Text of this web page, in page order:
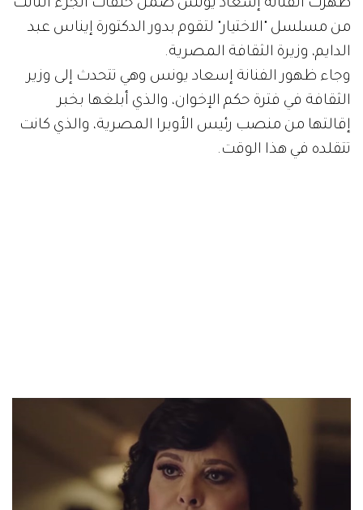
ظهرت الفنانة إسعاد يونس ضمن حلقات الجزء الثالث
من مسلسل "الاختيار" لتقوم بدور الدكتورة إيناس عبد
الدايم، وزيرة الثقافة المصرية.
وجاء ظهور الفنانة إسعاد يونس وهي تتحدث إلى وزير
الثقافة في فترة حكم الإخوان، والذي أبلغها بخبر
إقالتها من منصب رئيس الأوبرا المصرية، والذي كانت
تتقلده في هذا الوقت.